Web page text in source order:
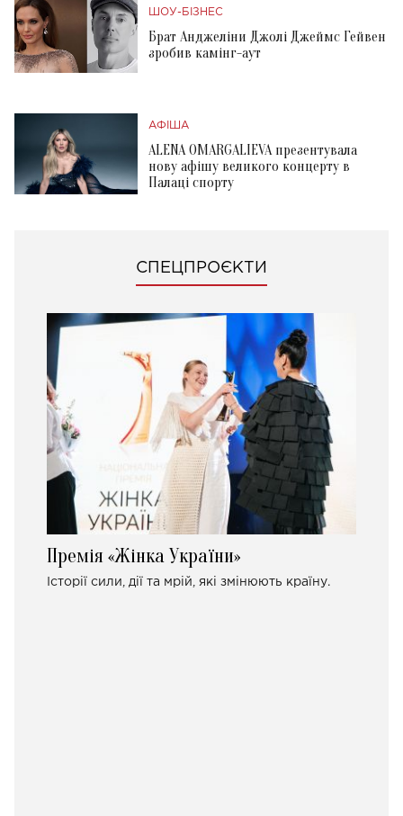
ШОУ-БІЗНЕС
Брат Анджеліни Джолі Джеймс Гейвен
зробив камінг-аут
АФІША
ALENA OMARGALIEVA презентувала
нову афішу великого концерту в
Палаці спорту
СПЕЦПРОЄКТИ
Премія «Жінка України»
Історії сили, дії та мрій, які змінюють країну.